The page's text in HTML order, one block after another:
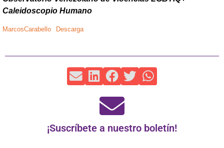
Caleidoscopio Humano
MarcosCarabello Descarga
¡Suscríbete a nuestro boletín!